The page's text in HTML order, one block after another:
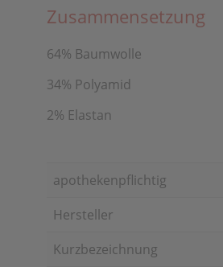
Zusammensetzung
64% Baumwolle
34% Polyamid
2% Elastan
apothekenpflichtig
Hersteller
Kurzbezeichnung